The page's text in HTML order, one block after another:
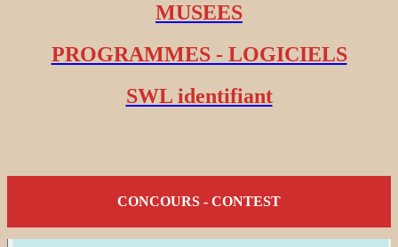
MUSEES
PROGRAMMES - LOGICIELS
SWL identifiant
CONCOURS - CONTEST